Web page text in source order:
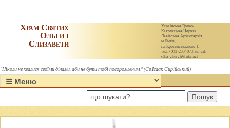
Українська Греко-
Католицька Церква.
Львівська Архиєпархія,
м.Львів,
пл.Кропивницького 1,
тел. (032)2334073, email:
olha-church@ukr.net
Храм Святих
Ольги і
Єлизавети
"Ніколи не хвалися своїми ділами, аби не бути тобі посоромленим." (Св.Ісаак Сирійський)
Пошук